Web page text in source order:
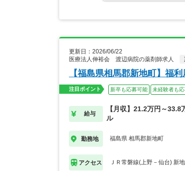
更新日：2026/06/22
医療法人伸裕会 渡辺病院の薬剤師求人
【福島県相馬郡新地町】福
注目ポイント 新卒も応募可能 未経験者も
給与
【月収】21.2万円～
ル
勤務地 福島県 相馬郡新地町
アクセス ＪＲ常磐線(上野－仙台) 新